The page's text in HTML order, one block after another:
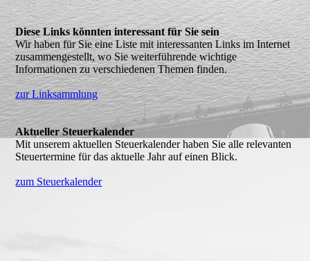
Diese Links könnten interessant für Sie sein
Wir haben für Sie eine Liste mit interessanten Links im Internet
zusammengestellt, wo Sie weiterführende wichtige
Informationen zu verschiedenen Themen finden.
zur Linksammlung
Aktueller Steuerkalender
Mit unserem aktuellen Steuerkalender haben Sie alle relevanten
Steuertermine für das aktuelle Jahr auf einen Blick.
zum Steuerkalender